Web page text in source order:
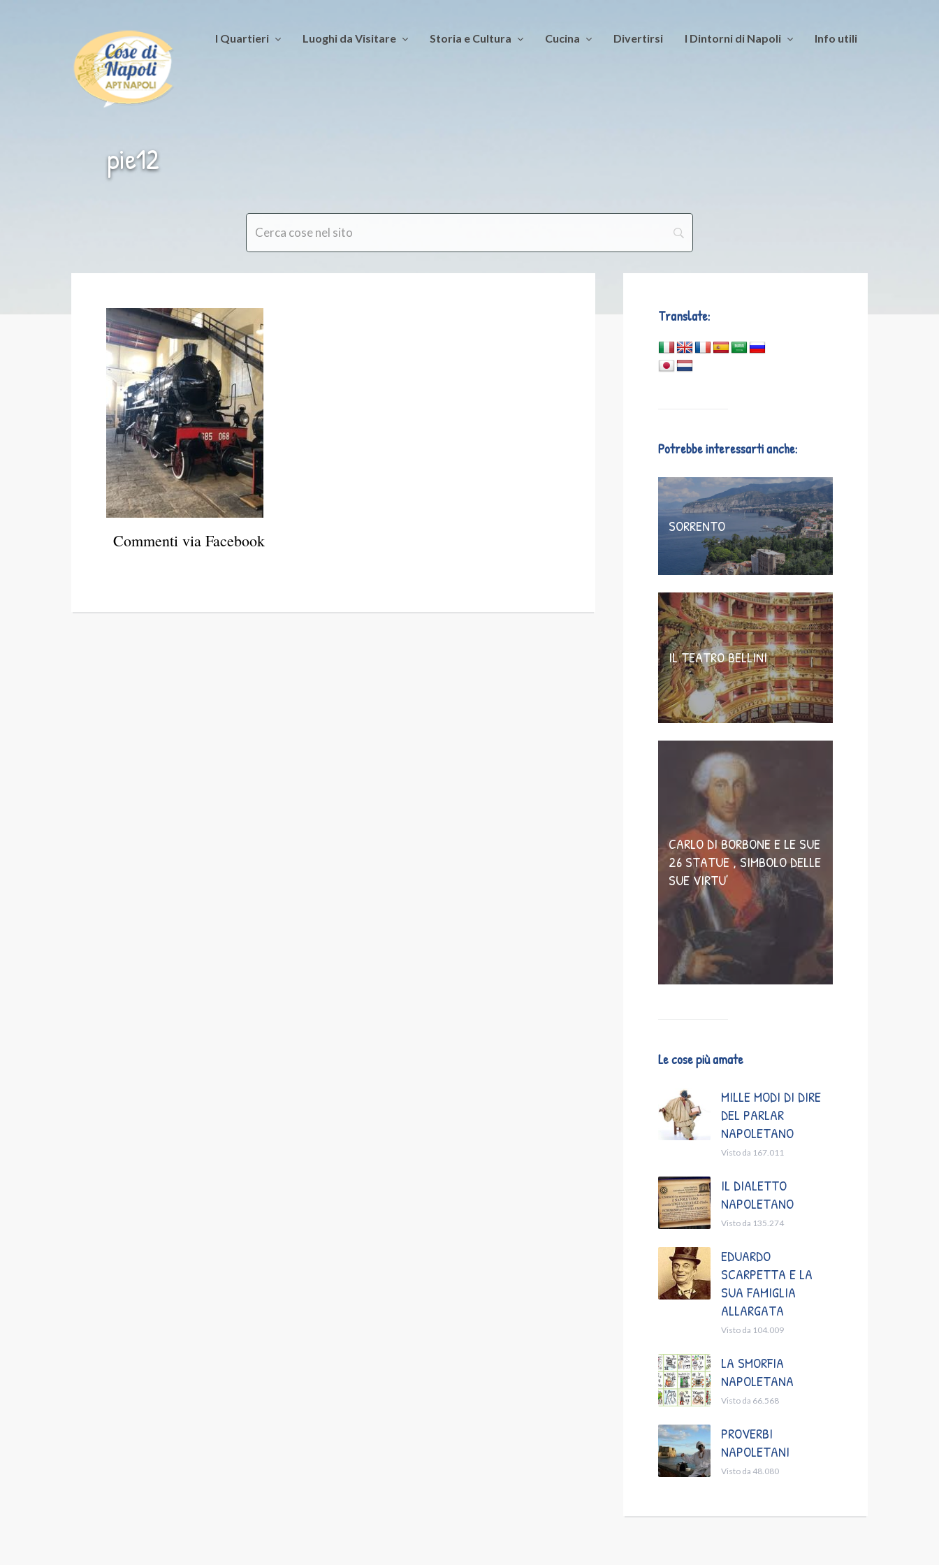
I Quartieri Luoghi da Visitare Storia e Cultura Cucina Divertirsi I Dintorni di Napoli Info utili
pie12
Commenti via Facebook
Translate:
Potrebbe interessarti anche:
SORRENTO
IL TEATRO BELLINI
CARLO DI BORBONE E LE SUE
26 STATUE , SIMBOLO DELLE
SUE VIRTU’
Le cose più amate
MILLE MODI DI DIRE
DEL PARLAR
NAPOLETANO
Visto da 167.011
IL DIALETTO
NAPOLETANO
Visto da 135.274
EDUARDO
SCARPETTA E LA
SUA FAMIGLIA
ALLARGATA
Visto da 104.009
LA SMORFIA
NAPOLETANA
Visto da 66.568
PROVERBI
NAPOLETANI
Visto da 48.080